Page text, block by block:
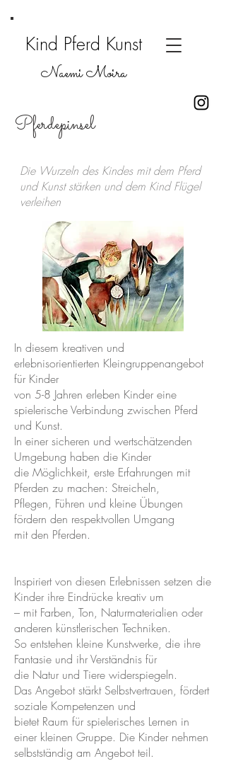
Kind Pferd Kunst
Naemi Moira
Pferdepinsel
Die Wurzeln des Kindes mit dem Pferd
und Kunst stärken und dem Kind Flügel
verleihen
In diesem kreativen und
erlebnisorientierten Kleingruppenangebot
für Kinder
von 5-8 Jahren erleben Kinder eine
spielerische Verbindung zwischen Pferd
und Kunst.
In einer sicheren und wertschätzenden
Umgebung haben die Kinder
die Möglichkeit, erste Erfahrungen mit
Pferden zu machen: Streicheln,
Pflegen, Führen und kleine Übungen
fördern den respektvollen Umgang
mit den Pferden.
Inspiriert von diesen Erlebnissen setzen die
Kinder ihre Eindrücke kreativ um
– mit Farben, Ton, Naturmaterialien oder
anderen künstlerischen Techniken.
So entstehen kleine Kunstwerke, die ihre
Fantasie und ihr Verständnis für
die Natur und Tiere widerspiegeln.
Das Angebot stärkt Selbstvertrauen, fördert
soziale Kompetenzen und
bietet Raum für spielerisches Lernen in
einer kleinen Gruppe. Die Kinder nehmen
selbstständig am Angebot teil.